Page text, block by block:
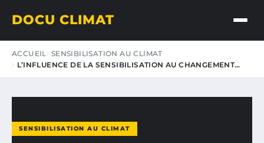
DOCU CLIMAT
ACCUEIL SENSIBILISATION AU CLIMAT
L’INFLUENCE DE LA SENSIBILISATION AU CHANGEMENT…
SENSIBILISATION AU CLIMAT